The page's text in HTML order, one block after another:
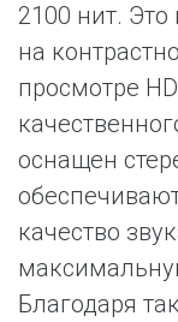
2100 нит.
на
просмотре
оснащен
качество
Благодаря